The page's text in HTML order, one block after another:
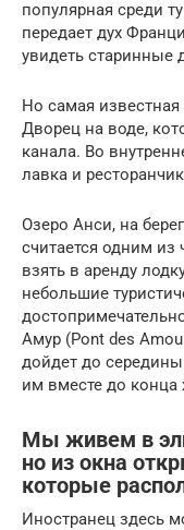
популярная среди
передает дух
увидеть старинные
Но самая
Дворец на воде,
канала. Во
лавка и
Озеро Анси, на
считается одним
взять в аренду
небольшие
Амур (Pont des
дойдет до
им вместе до конца
Мы живем в
но из окна
которые
Иностранец здесь